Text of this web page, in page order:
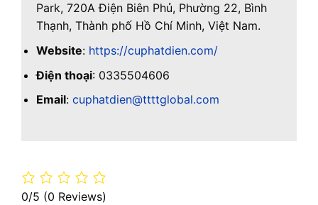
Park, 720A Điện Biên Phủ, Phường 22, Bình
Thạnh, Thành phố Hồ Chí Minh, Việt Nam.
Website: https://cuphatdien.com/
Điện thoại: 0335504606
Email: cuphatdien@ttttglobal.com
0/5 (0 Reviews)